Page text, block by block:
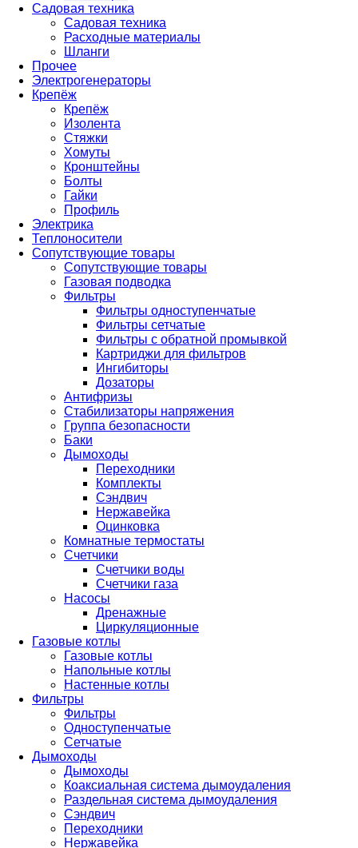
Садовая техника
Садовая техника
Расходные материалы
Шланги
Прочее
Электрогенераторы
Крепёж
Крепёж
Изолента
Стяжки
Хомуты
Кронштейны
Болты
Гайки
Профиль
Электрика
Теплоносители
Сопутствующие товары
Сопутствующие товары
Газовая подводка
Фильтры
Фильтры одноступенчатые
Фильтры сетчатые
Фильтры с обратной промывкой
Картриджи для фильтров
Ингибиторы
Дозаторы
Антифризы
Стабилизаторы напряжения
Группа безопасности
Баки
Дымоходы
Переходники
Комплекты
Сэндвич
Нержавейка
Оцинковка
Комнатные термостаты
Счетчики
Счетчики воды
Счетчики газа
Насосы
Дренажные
Циркуляционные
Газовые котлы
Газовые котлы
Напольные котлы
Настенные котлы
Фильтры
Фильтры
Одноступенчатые
Сетчатые
Дымоходы
Дымоходы
Коаксиальная система дымоудаления
Раздельная система дымоудаления
Сэндвич
Переходники
Нержавейка